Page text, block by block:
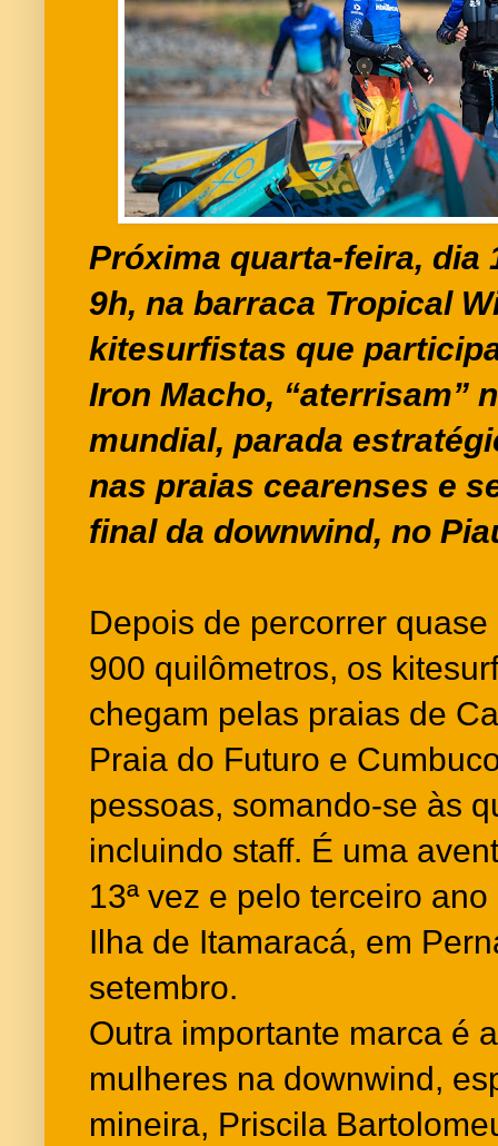
Próxima quarta-feira, dia
9h, na barraca Tropical
kitesurfistas que
Iron Macho, “aterrisam”
mundial, parada
nas praias cearenses e
final da downwind, no
Depois de percorrer
900 quilômetros, os
chegam pelas praias de
Praia do Futuro e
pessoas, somando-se às
incluindo staff. É uma
13ª vez e pelo terceiro
Ilha de Itamaracá, em
setembro.
Outra importante marca é
mulheres na downwind,
mineira, Priscila